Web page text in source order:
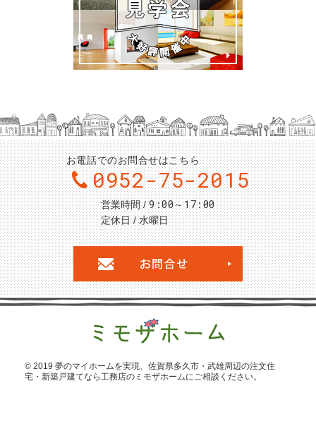
お電話でのお問合せはこちら
0952-75-2015
営業時間 9:00～17:00
定休日 水曜日
お問合せ・ご
© 2019 夢のマイホームを実現、 佐賀県多久市・武雄周辺の注文住
宅・新築戸建てなら工務店のミモザホームにご相談ください。